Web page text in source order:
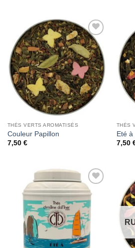
Add to
Wishlist
THÉS VERTS AROMATISÉS
Couleur Papillon
7,50 €
THÉS
Eté à
7,50
Add to
Wishlist